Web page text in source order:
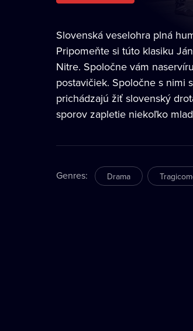
Slovenská veselohra plná
Pripomeňte si túto klasiku
Nitre. Spoločne vám
postavičiek. Spoločne s nimi
prichádzajú žiť slovenský
sporov zapletie niekoľko
Genres: Drama